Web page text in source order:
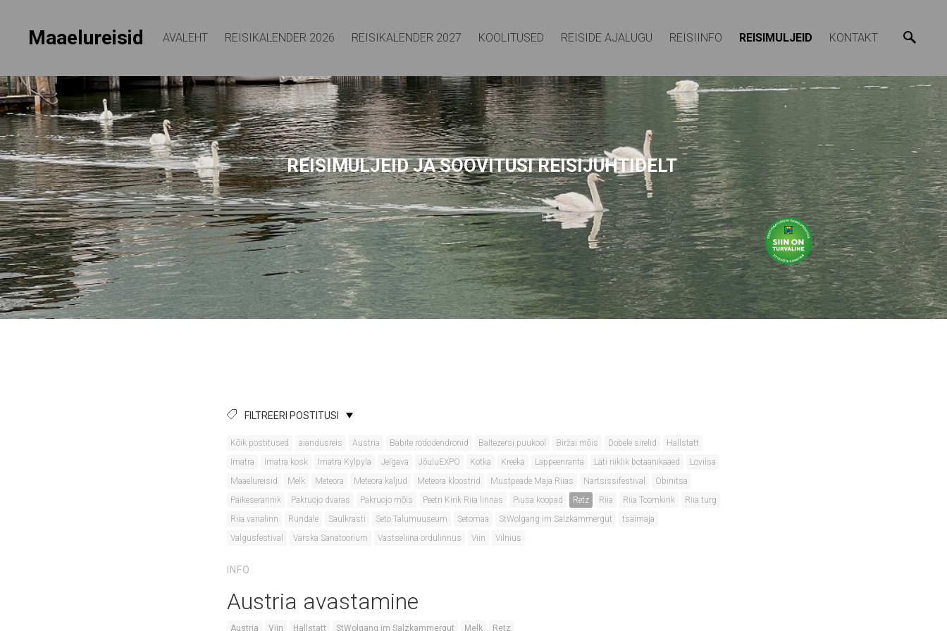
Maaelureisid AVALEHT REISIKALENDER 2026 REISIKALENDER 2027 KOOLITUSED REISIDE AJALUGU REISIINFO REISIMULJEID KONTAKT
REISIMULJEIDJA SOOVITUSI REISIJUHTIDELT
FILTREERI POSTITUSI
Kõik postitused aiandusreis Austria Babite rododendronid Baltezersi puukool Biržai mõis Dobele sirelid
Hallstatt
Imatra
Imatra kosk Imatra Kylpyla Jelgava JõuluEXPO Kotka Kreeka Lappeenranta Läti riiklik botaanikaaed
Loviisa
Maaelureisid
Melk Meteora Meteora kaljud Meteora kloostrid Mustpeade Maja Riias Nartsissifestival
Obinitsa
Päikeserannik
Pakruojo dvaras Pakruojo mõis Peetri Kirik Riia linnas Piusa koopad Retz Riia Riia Toomkirik
Riia turg
Riia vanalinn
Rundale Saulkrasti Seto Talumuuseum Setomaa StWolgang im Salzkammergut
tsäimaja
Valgusfestival
Värska Sanatoorium Vastseliina ordulinnus Viin Vilnius
INFO
Austria avastamine
Austria Viin Hallstatt StWolgang im Salzkammergut Melk Retz